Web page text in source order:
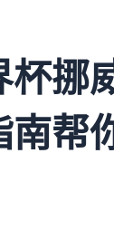
挪
南帮